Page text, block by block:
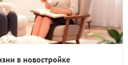
в новостройке